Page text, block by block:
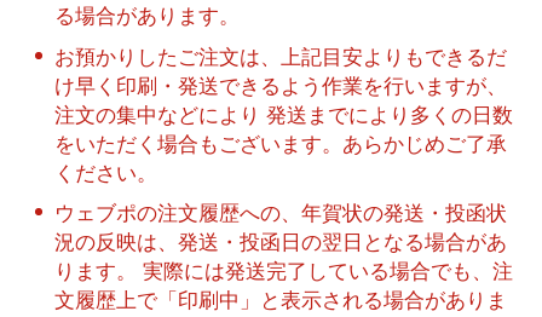
る場合があります。
お預かりしたご注文は、上記目安よりもできるだ
け早く印刷・発送できるよう作業を行いますが、
注文の集中などにより 発送までにより多くの日数
をいただく場合もございます。あらかじめご了承
ください。
ウェブポの注文履歴への、年賀状の発送・投函状
況の反映は、発送・投函日の翌日となる場合があ
ります。 実際には発送完了している場合でも、注
文履歴上で「印刷中」と表示される場合がありま